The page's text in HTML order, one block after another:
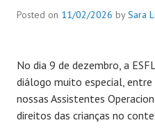
Posted on 11/02/2026 bySara
No dia 9 de dezembro, a
diálogo muito especial,
nossas Assistentes
direitos das crianças no